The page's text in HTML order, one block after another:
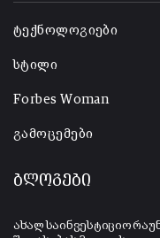
ტექნოლოგიები
სტილი
Forbes Woman
გამოცემები
ბლოგები
ახალ საინვესტიციო